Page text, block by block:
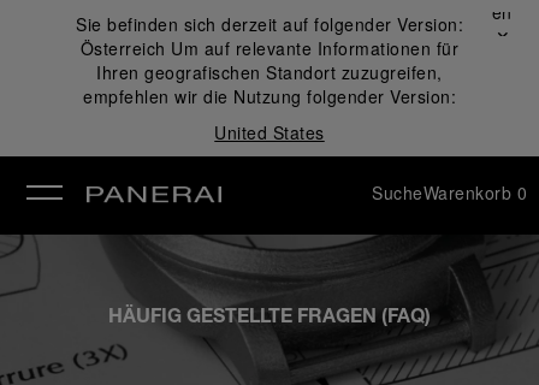
Sie befinden sich derzeit auf folgender Version:
Österreich Um auf relevante Informationen für
Ihren geografischen Standort zuzugreifen,
empfehlen wir die Nutzung folgender Version:
United States
Schließen
✕
SucheWarenkorb 0
HÄUFIG GESTELLTE FRAGEN (FAQ)